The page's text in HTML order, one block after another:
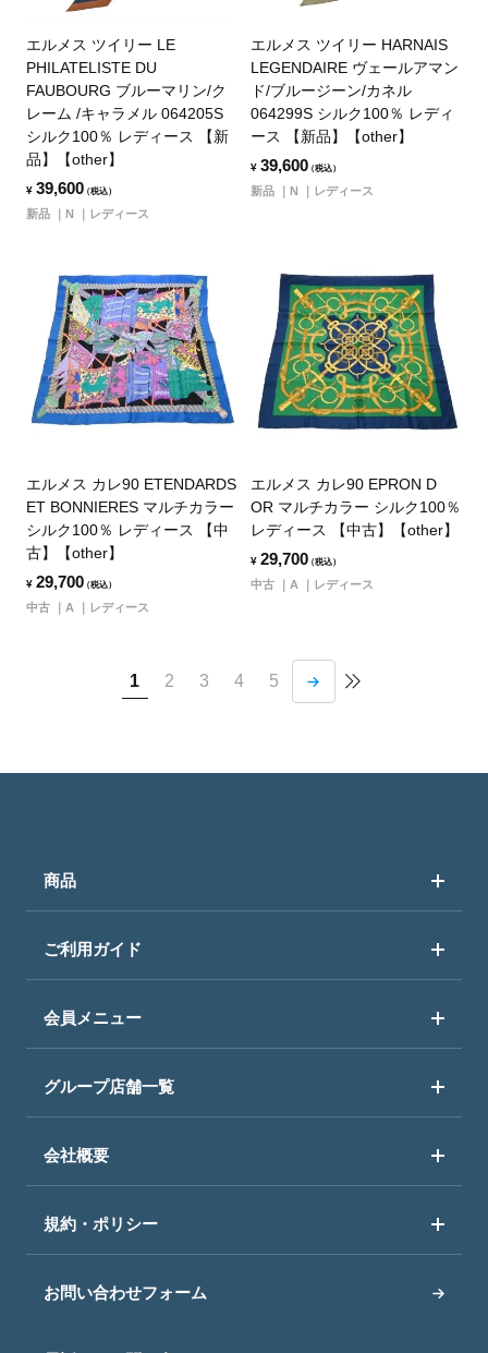
エルメス ツイリー LE
PHILATELISTE DU
FAUBOURG ブルーマリン/ク
レーム /キャラメル 064205S
シルク100％ レディース 【新
品】【other】
¥ 39,600（税込）
新品 N レディース
エルメス ツイリー HARNAIS
LEGENDAIRE ヴェールアマン
ド/ブルージーン/カネル
064299S シルク100％ レディ
ース 【新品】【other】
¥ 39,600（税込）
新品 N レディース
エルメス カレ90 ETENDARDS
ET BONNIERES マルチカラー
シルク100％ レディース 【中
古】【other】
¥ 29,700（税込）
中古 A レディース
エルメス カレ90 EPRON D
OR マルチカラー シルク100％
レディース 【中古】【other】
¥ 29,700（税込）
中古 A レディース
1 2 3 4 5
商品
ご利用ガイド
会員メニュー
グループ店舗一覧
会社概要
規約・ポリシー
お問い合わせフォーム